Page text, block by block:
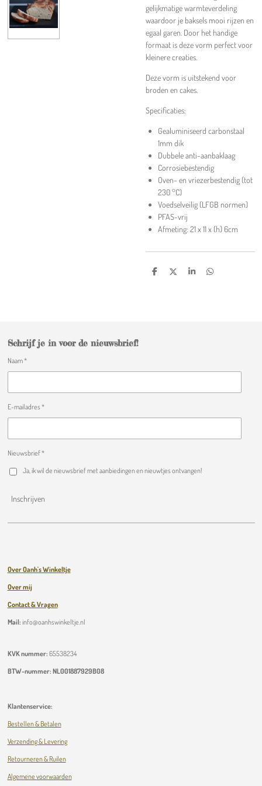
gelijkmatige warmteverdeling
waardoor je baksels mooi rijzen en
egaal garen. Door het handige
formaat is deze vorm perfect voor
kleinere creaties.
Deze vorm is uitstekend voor
broden en cakes.
Specificaties:
Gealuminiseerd carbonstaal
1mm dik
Dubbele anti-aanbaklaag
Corrosiebestendig
Oven- en vriezerbestendig (tot
230 °C)
Voedselveilig (LFGB normen)
PFAS-vrij
Afmeting: 21 x 11 x (h) 6cm
D
D
S
D
Schrijf je in voor de nieuwsbrief!
Naam *
E-mailadres *
Nieuwsbrief *
Ja, ik wil de nieuwsbrief met aanbiedingen en nieuwtjes ontvangen!
Inschrijven
Over Oanh's Winkeltje
Over mij
Contact & Vragen
Mail: info@oanhswinkeltje.nl
KVK nummer: 65538234
BTW-nummer: NL001887929B08
Klantenservice:
Bestellen & Betalen
Verzending & Levering
Retourneren & Ruilen
Algemene voorwaarden